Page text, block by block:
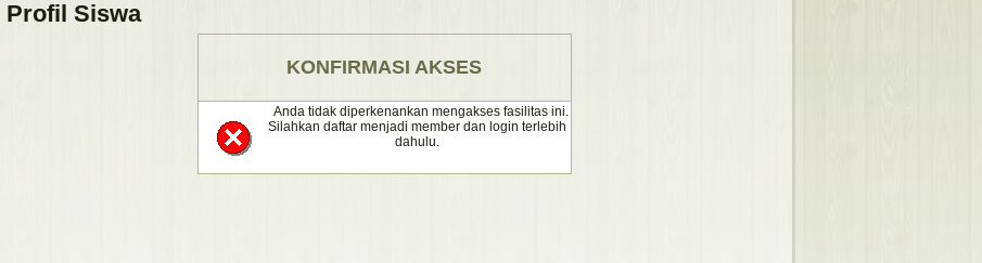
Profil Siswa
KONFIRMASI AKSES
Anda tidak diperkenankan mengakses fasilitas ini.
Silahkan daftar menjadi member dan login terlebih
dahulu.